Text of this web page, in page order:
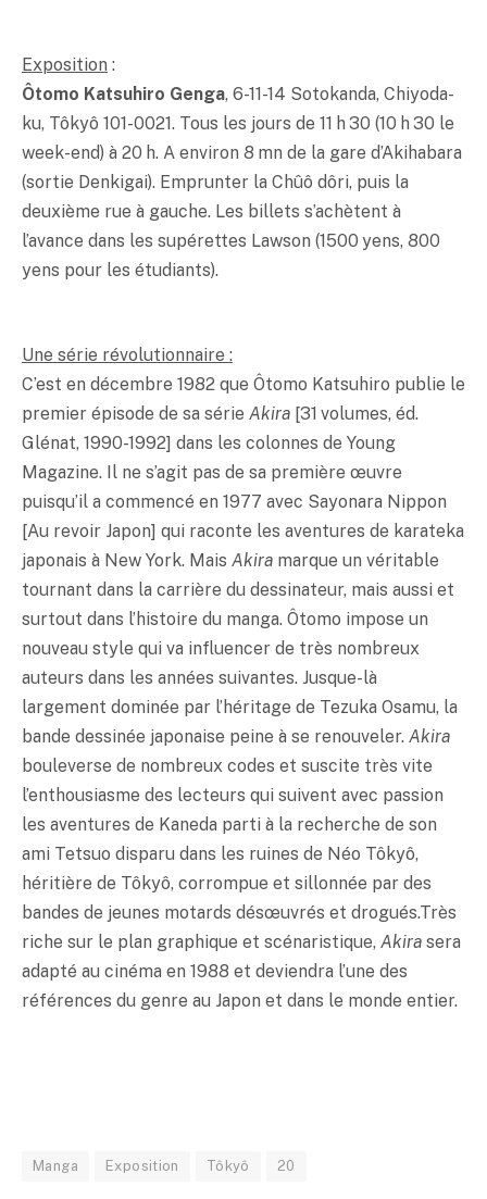
Exposition :
Ôtomo Katsuhiro Genga, 6-11-14 Sotokanda, Chiyoda-
ku, Tôkyô 101-0021. Tous les jours de 11 h 30 (10 h 30 le
week-end) à 20 h. A environ 8 mn de la gare d’Akihabara
(sortie Denkigai). Emprunter la Chûô dôri, puis la
deuxième rue à gauche. Les billets s’achètent à
l’avance dans les supérettes Lawson (1500 yens, 800
yens pour les étudiants).
Une série révolutionnaire :
C’est en décembre 1982 que Ôtomo Katsuhiro publie le
premier épisode de sa série Akira [31 volumes, éd.
Glénat, 1990-1992] dans les colonnes de Young
Magazine. Il ne s’agit pas de sa première œuvre
puisqu’il a commencé en 1977 avec Sayonara Nippon
[Au revoir Japon] qui raconte les aventures de karateka
japonais à New York. Mais Akira marque un véritable
tournant dans la carrière du dessinateur, mais aussi et
surtout dans l’histoire du manga. Ôtomo impose un
nouveau style qui va influencer de très nombreux
auteurs dans les années suivantes. Jusque-là
largement dominée par l’héritage de Tezuka Osamu, la
bande dessinée japonaise peine à se renouveler. Akira
bouleverse de nombreux codes et suscite très vite
l’enthousiasme des lecteurs qui suivent avec passion
les aventures de Kaneda parti à la recherche de son
ami Tetsuo disparu dans les ruines de Néo Tôkyô,
héritière de Tôkyô, corrompue et sillonnée par des
bandes de jeunes motards désœuvrés et drogués.Très
riche sur le plan graphique et scénaristique, Akira sera
adapté au cinéma en 1988 et deviendra l’une des
références du genre au Japon et dans le monde entier.
Manga Exposition Tôkyô 20